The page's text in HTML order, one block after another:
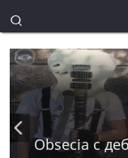
Obsecia с